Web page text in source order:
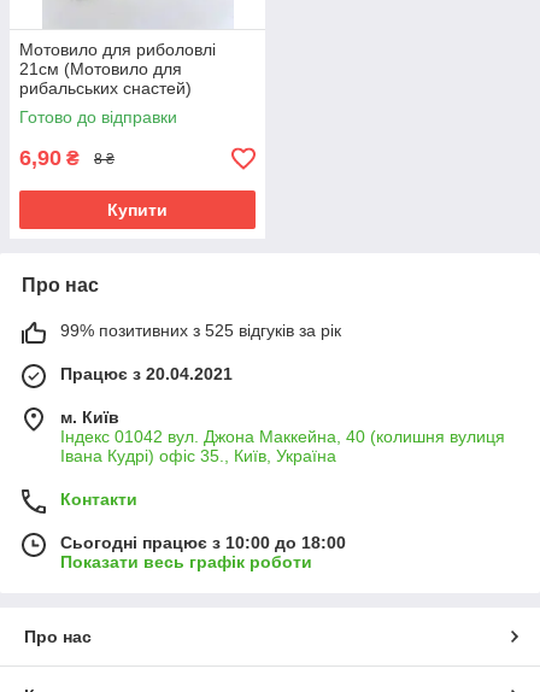
Мотовило для риболовлі
21см (Мотовило для
рибальських снастей)
Готово до відправки
6,90 ₴ 8 ₴
Купити
Про нас
99% позитивних з 525 відгуків за рік
Працює з 20.04.2021
м. Київ
Індекс 01042 вул. Джона Маккейна, 40 (колишня вулиця
Івана Кудрі) офіс 35., Київ, Україна
Контакти
Сьогодні працює з 10:00 до 18:00
Показати весь графік роботи
Про нас